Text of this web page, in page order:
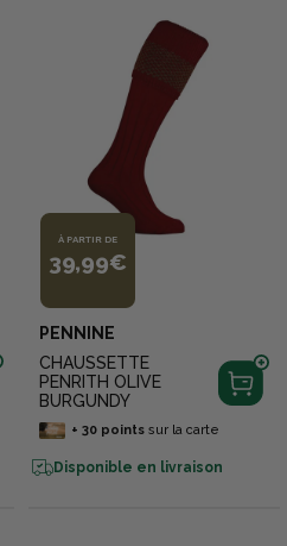
À PARTIR DE
39,99€
PENNINE
CHAUSSETTE
PENRITH OLIVE
BURGUNDY
+ 30pointssur la carte
Disponible en livraison